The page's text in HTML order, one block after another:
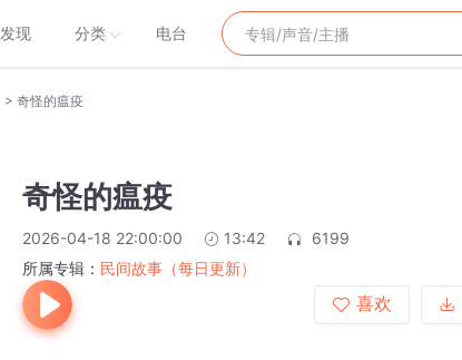
发现 分类 电台
> 奇怪的瘟疫
奇怪的瘟疫
2026-04-18 22:00:00 13:42
6199
所属专辑： 民间故事（每日更新）
喜欢